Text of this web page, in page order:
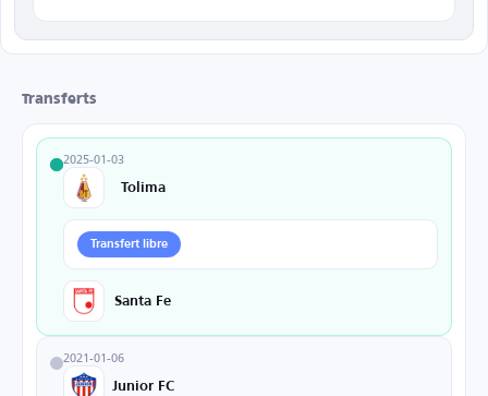
Transferts
2025-01-03
Tolima
Transfert libre
Santa Fe
2021-01-06
Junior FC